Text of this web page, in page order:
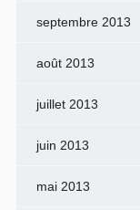
septembre 2013
août 2013
juillet 2013
juin 2013
mai 2013